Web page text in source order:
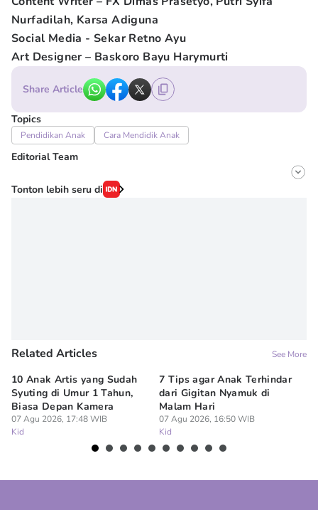
Nurfadilah, Karsa Adiguna
Social Media - Sekar Retno Ayu
Art Designer – Baskoro Bayu Harymurti
Share Article
Topics
Pendidikan Anak Cara Mendidik Anak
Editorial Team
Editor
Onic Metheany
Tonton lebih seru di
Related Articles See More
10 Anak Artis yang Sudah
Syuting di Umur 1 Tahun,
Biasa Depan Kamera
07 Agu 2026, 17:48 WIB
Kid
7 Tips agar Anak Terhindar
dari Gigitan Nyamuk di
Malam Hari
07 Agu 2026, 16:50 WIB
Kid